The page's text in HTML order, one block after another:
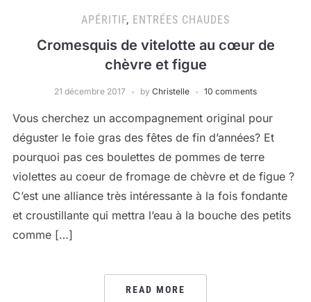
APÉRITIF, ENTRÉES CHAUDES
Cromesquis de vitelotte au cœur de
chèvre et figue
21 décembre 2017 by Christelle 10 comments
Vous cherchez un accompagnement original pour
déguster le foie gras des fêtes de fin d’années? Et
pourquoi pas ces boulettes de pommes de terre
violettes au coeur de fromage de chèvre et de figue ?
C’est une alliance très intéressante à la fois fondante
et croustillante qui mettra l’eau à la bouche des petits
comme […]
READ MORE